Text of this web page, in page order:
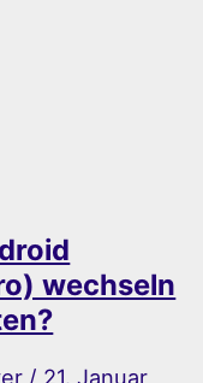
wechseln
/ 21. Januar